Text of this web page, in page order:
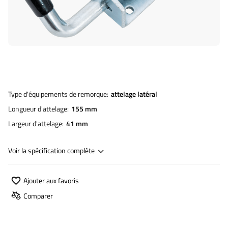
Type d'équipements de remorque attelage latéral
Longueur d'attelage 155 mm
Largeur d'attelage 41 mm
Voir la spécification complète
Ajouter aux favoris
Comparer